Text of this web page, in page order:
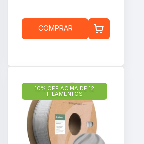
COMPRAR
10% OFF ACIMA DE 12
FILAMENTOS